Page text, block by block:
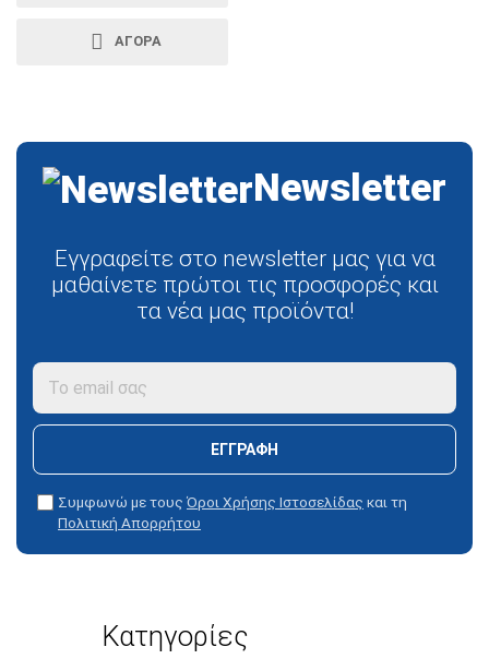
ΑΓΟΡΆ
Newsletter
Εγγραφείτε στο newsletter μας για να
μαθαίνετε πρώτοι τις προσφορές και
τα νέα μας προϊόντα!
ΕΓΓΡΑΦΉ
Συμφωνώ με τους Όροι Χρήσης Ιστοσελίδας και τη
Πολιτική Απορρήτου
Κατηγορίες